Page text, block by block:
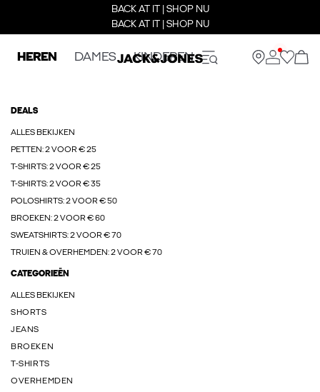
BACK AT IT | SHOP NU
BACK AT IT | SHOP NU
HEREN DAMES KINDEREN
DEALS
ALLES BEKIJKEN
PETTEN: 2 VOOR € 25
T-SHIRTS: 2 VOOR € 25
T-SHIRTS: 2 VOOR € 35
POLOSHIRTS: 2 VOOR € 50
BROEKEN: 2 VOOR € 60
SWEATSHIRTS: 2 VOOR € 70
TRUIEN & OVERHEMDEN: 2 VOOR € 70
CATEGORIEËN
ALLES BEKIJKEN
SHORTS
JEANS
BROEKEN
T-SHIRTS
OVERHEMDEN